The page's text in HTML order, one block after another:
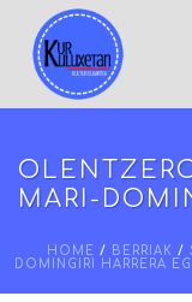
MARI-
HOME / BERRIAK /
DOMINGIRI HARRERA